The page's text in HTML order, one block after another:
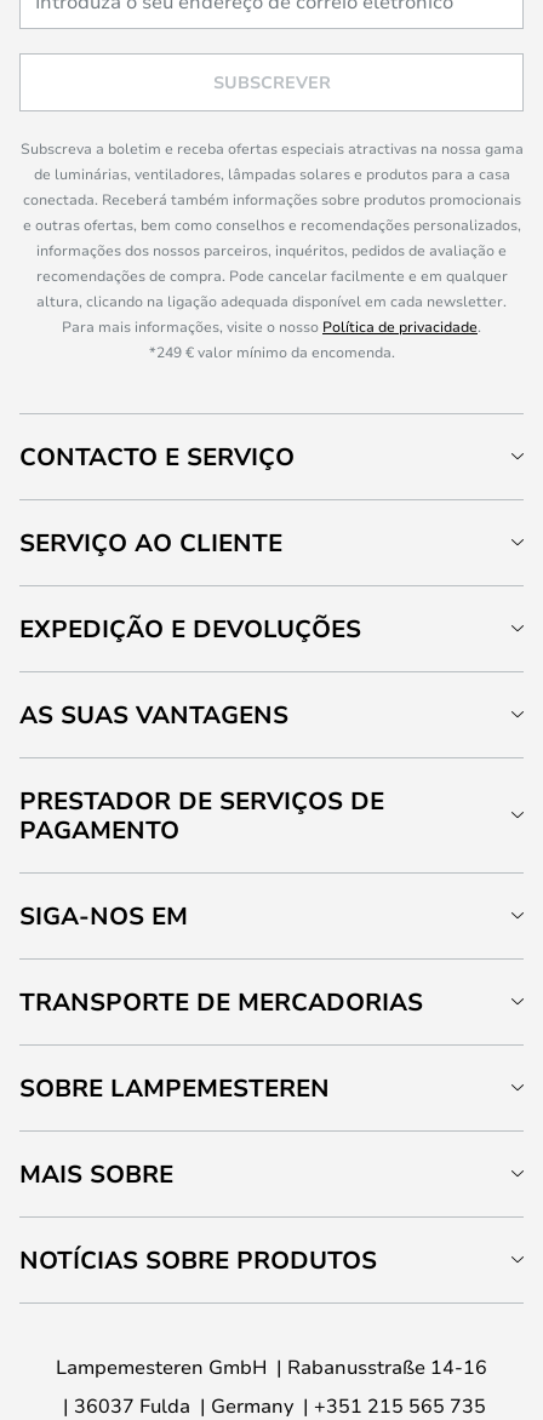
SUBSCREVER
Subscreva a boletim e receba ofertas especiais atractivas na nossa gama
de luminárias, ventiladores, lâmpadas solares e produtos para a casa
conectada. Receberá também informações sobre produtos promocionais
e outras ofertas, bem como conselhos e recomendações personalizados,
informações dos nossos parceiros, inquéritos, pedidos de avaliação e
recomendações de compra. Pode cancelar facilmente e em qualquer
altura, clicando na ligação adequada disponível em cada newsletter.
Para mais informações, visite o nosso Política de privacidade.
*249 € valor mínimo da encomenda.
CONTACTO E SERVIÇO
SERVIÇO AO CLIENTE
EXPEDIÇÃO E DEVOLUÇÕES
AS SUAS VANTAGENS
PRESTADOR DE SERVIÇOS DE
PAGAMENTO
SIGA-NOS EM
TRANSPORTE DE MERCADORIAS
SOBRE LAMPEMESTEREN
MAIS SOBRE
NOTÍCIAS SOBRE PRODUTOS
Lampemesteren GmbH
Rabanusstraße 14-16
36037 Fulda
Germany +351 215 565 735